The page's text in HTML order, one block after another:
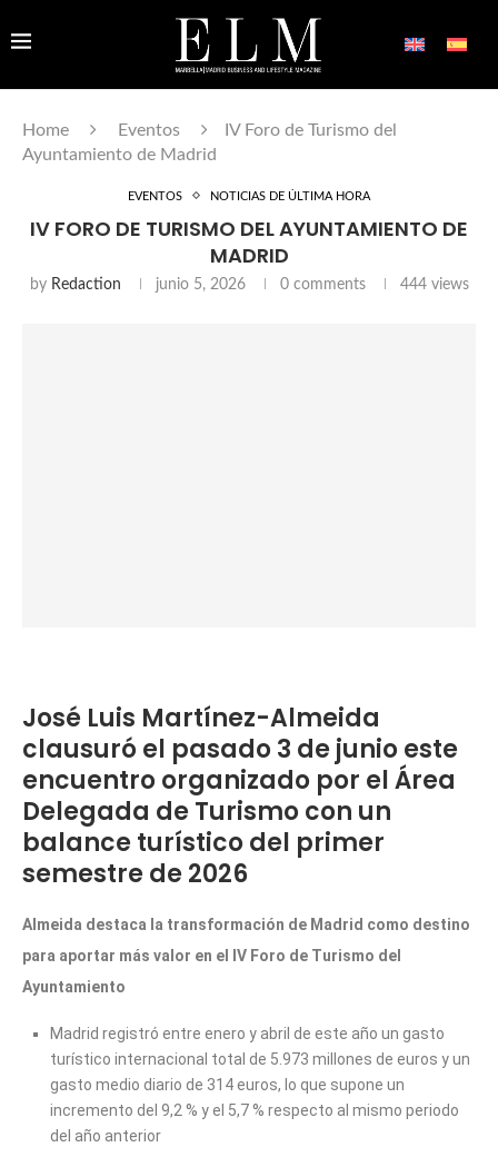
Home Eventos
IV Foro de Turismo del
Ayuntamiento de Madrid
EVENTOS NOTICIAS DE ÚLTIMA HORA
IV FORO DE TURISMO DEL AYUNTAMIENTO DE
MADRID
by Redaction junio 5, 2026 0 comments 444views
José Luis Martínez-Almeida
clausuró el pasado 3 de junio este
encuentro organizado por el Área
Delegada de Turismo con un
balance turístico del primer
semestre de 2026
Almeida destaca la transformación de Madrid como destino
para aportar más valor en el IV Foro de Turismo del
Ayuntamiento
Madrid registró entre enero y abril de este año un gasto
turístico internacional total de 5.973 millones de euros y un
gasto medio diario de 314 euros, lo que supone un
incremento del 9,2 % y el 5,7 % respecto al mismo periodo
del año anterior